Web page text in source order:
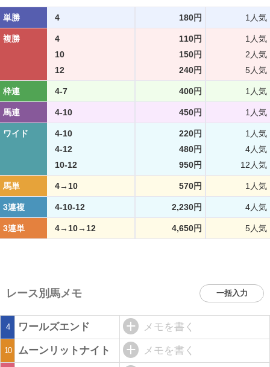
単勝 4 180円 1人気
複勝 4 110円
1人気
10
150円
2人気
12
240円 5人気
枠連 4-7 400円 1人気
馬連 4-10 450円 1人気
ワイド 4-10 220円
1人気
4-12
480円
4人気
10-12
950円 12人気
馬単 4→10 570円 1人気
3連複 4-10-12 2,230円 4人気
3連単 4→10→12 4,650円 5人気
レース別馬メモ 一括入力
4 ワールズエンド メモを書く
10 ムーンリットナイト メモを書く